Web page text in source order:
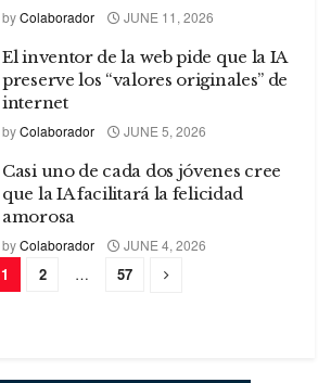
byColaborador JUNE 11, 2026
El inventor de la web pide que la IA
preserve los “valores originales” de
internet
byColaborador JUNE 5, 2026
Casi uno de cada dos jóvenes cree
que la IA facilitará la felicidad
amorosa
byColaborador JUNE 4, 2026
1 2 … 57